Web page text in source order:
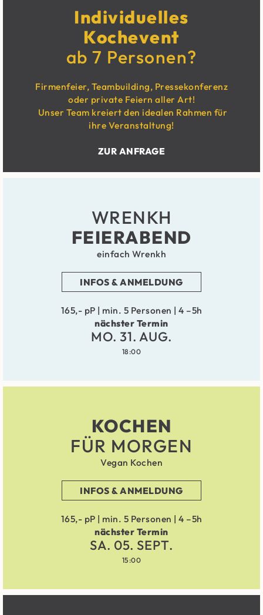
Individuelles
Kochevent
ab 7 Personen?
Firmenfeier, Teambuilding, Presse­konferenz
oder private Feiern aller Art!
Unser Team kreiert den idealen Rahmen für
ihre Veranstaltung!
ZUR ANFRAGE
WRENKH
FEIERABEND
einfach Wrenkh
INFOS & ANMELDUNG
165,- pP | min. 5 Personen | 4 –5h
nächster Termin
MO. 31. AUG.
18:00
KOCHEN
FÜR MORGEN
Vegan Kochen
INFOS & ANMELDUNG
165,- pP | min. 5 Personen | 4 –5h
nächster Termin
SA. 05. SEPT.
15:00